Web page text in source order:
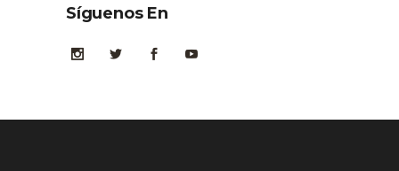
Síguenos En